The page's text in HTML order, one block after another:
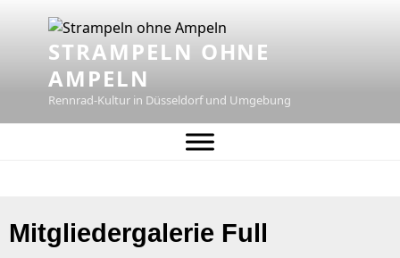
STRAMPELN OHNE
AMPELN
Rennrad-Kultur in Düsseldorf und Umgebung
Mitgliedergalerie Full